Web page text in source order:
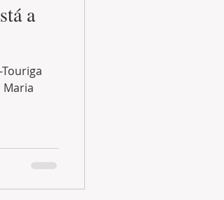
a
Maria